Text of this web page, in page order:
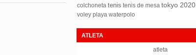
colchoneta tenis tenis de mesa tokyo 2020
voley playa waterpolo
ATLETA
atleta